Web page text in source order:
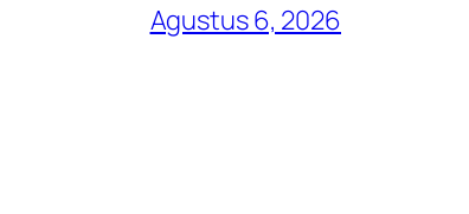
Agustus 6, 2026